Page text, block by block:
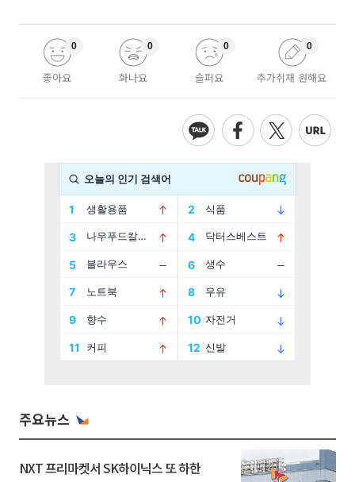
좋아요
0
화나요
0
슬퍼요
0
추가취재 원해요
0
주요뉴스
NXT 프리마켓서 SK하이닉스 또 하한